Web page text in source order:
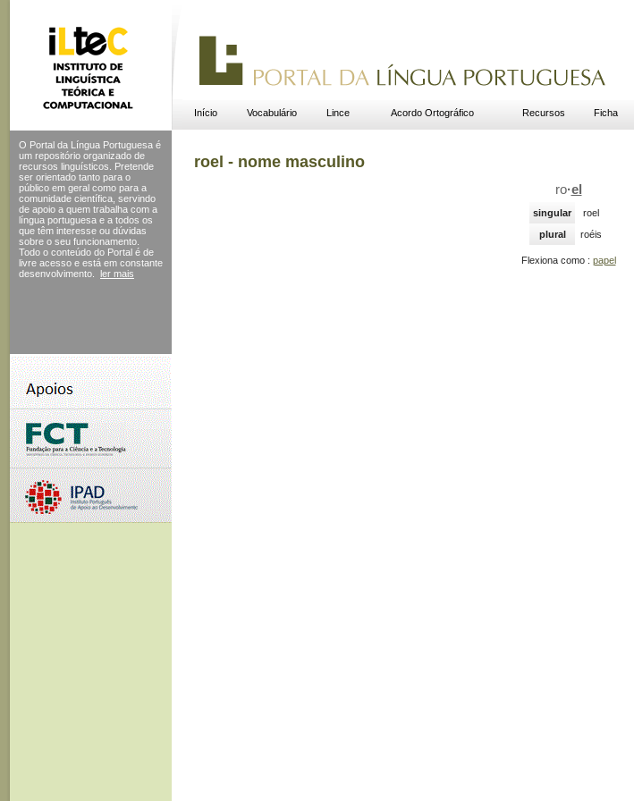
Início Vocabulário Lince Acordo Ortográfico Recursos Ficha
O Portal da Língua Portuguesa é
um repositório organizado de
recursos linguísticos. Pretende
ser orientado tanto para o
público em geral como para a
comunidade científica, servindo
de apoio a quem trabalha com a
língua portuguesa e a todos os
que têm interesse ou dúvidas
sobre o seu funcionamento.
Todo o conteúdo do Portal é de
livre acesso e está em constante
desenvolvimento.
ler mais
roel - nome masculino
ro·el
singular
roel
plural
roéis
Flexiona como : papel